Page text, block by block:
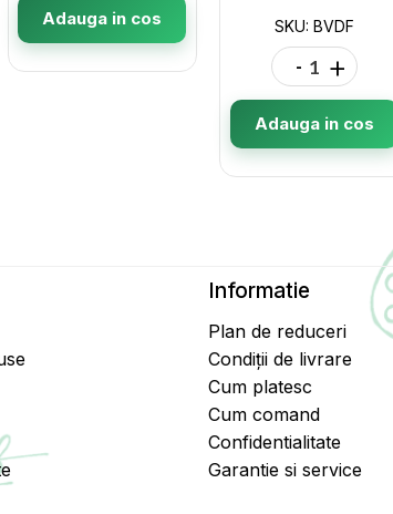
Adauga in cos SKU: BVDF
- +
Adauga in cos
Informatie
Plan de reduceri
Condiții de livrare
Cum platesc
Cum comand
Confidentialitate
Garantie si service